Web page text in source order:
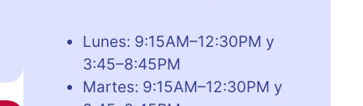
Lunes: 9:15AM–12:30PM y
3:45–8:45PM
Martes: 9:15AM–12:30PM y